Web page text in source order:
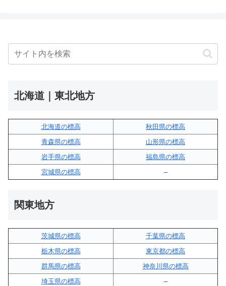
北海道｜東北地方
北海道の標高
秋田県の標高
青森県の標高
山形県の標高
岩手県の標高
福島県の標高
宮城県の標高
–
関東地方
茨城県の標高
千葉県の標高
栃木県の標高
東京都の標高
群馬県の標高
神奈川県の標高
埼玉県の標高
–